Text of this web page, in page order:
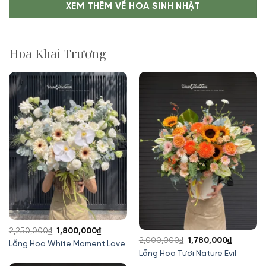
620,000₫.
XEM THÊM VỀ HOA SINH NHẬT
Hoa Khai Trương
Lẵng Hoa White Moment Love
2,250,000₫ Giá
gốc
1,800,000₫Giá
hiện
Lẵng Hoa Tươi Nature Evil
2,000,000₫ Giá
gốc
1,780,000₫Giá
hiện